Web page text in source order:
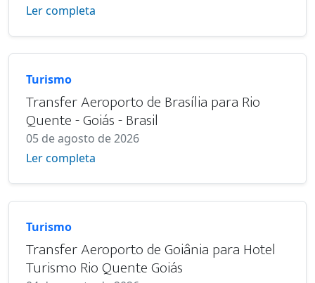
Ler completa
Turismo
Transfer Aeroporto de Brasília para Rio
Quente - Goiás - Brasil
05 de agosto de 2026
Ler completa
Turismo
Transfer Aeroporto de Goiânia para Hotel
Turismo Rio Quente Goiás